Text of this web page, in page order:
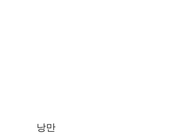
낭만